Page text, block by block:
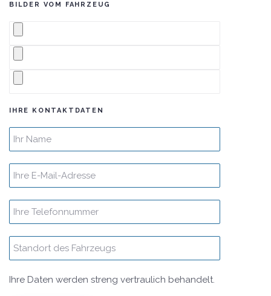
BILDER VOM FAHRZEUG
IHRE KONTAKTDATEN
Ihre Daten werden streng vertraulich behandelt.